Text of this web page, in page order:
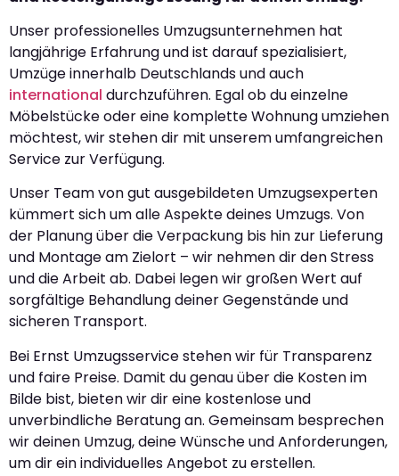
Unser professionelles Umzugsunternehmen hat
langjährige Erfahrung und ist darauf spezialisiert,
Umzüge innerhalb Deutschlands und auch
international durchzuführen. Egal ob du einzelne
Möbelstücke oder eine komplette Wohnung umziehen
möchtest, wir stehen dir mit unserem umfangreichen
Service zur Verfügung.
Unser Team von gut ausgebildeten Umzugsexperten
kümmert sich um alle Aspekte deines Umzugs. Von
der Planung über die Verpackung bis hin zur Lieferung
und Montage am Zielort – wir nehmen dir den Stress
und die Arbeit ab. Dabei legen wir großen Wert auf
sorgfältige Behandlung deiner Gegenstände und
sicheren Transport.
Bei Ernst Umzugsservice stehen wir für Transparenz
und faire Preise. Damit du genau über die Kosten im
Bilde bist, bieten wir dir eine kostenlose und
unverbindliche Beratung an. Gemeinsam besprechen
wir deinen Umzug, deine Wünsche und Anforderungen,
um dir ein individuelles Angebot zu erstellen.